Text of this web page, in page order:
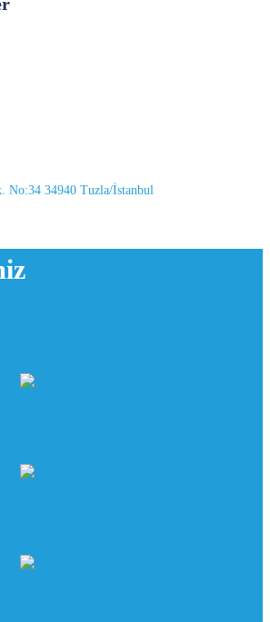
No:34 34940 Tuzla/İstanbul